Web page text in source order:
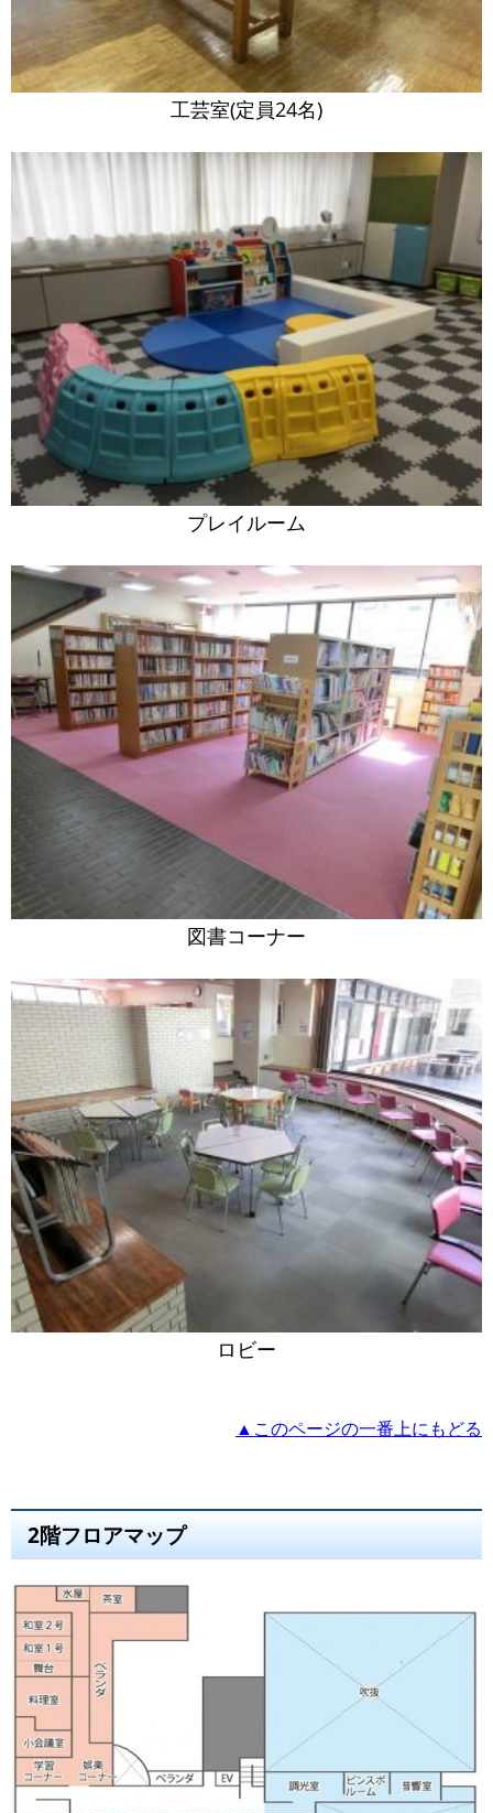
工芸室(定員24名)
プレイルーム
図書コーナー
ロビー
▲このページの一番上にもどる
2階フロアマップ